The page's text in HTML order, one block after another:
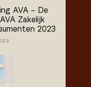
AVA – De
Zakelijk
2023